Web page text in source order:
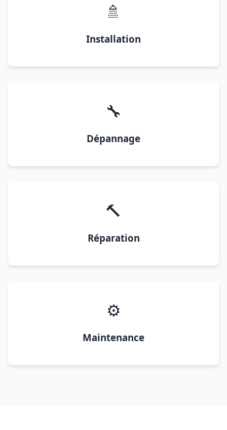
🚿
Installation
🔧
Dépannage
🔨
Réparation
⚙️
Maintenance